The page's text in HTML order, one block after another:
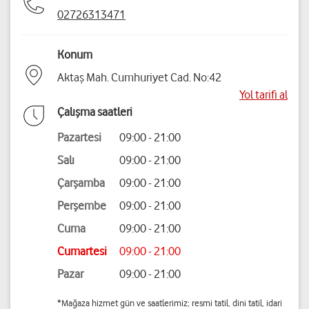
02726313471
Konum
Aktaş Mah. Cumhuriyet Cad. No:42
Yol tarifi al
Çalışma saatleri
Pazartesi
09:00 - 21:00
Salı
09:00 - 21:00
Çarşamba
09:00 - 21:00
Perşembe
09:00 - 21:00
Cuma
09:00 - 21:00
Cumartesi
09:00 - 21:00
Pazar
09:00 - 21:00
*Mağaza hizmet gün ve saatlerimiz; resmi tatil, dini tatil, idari